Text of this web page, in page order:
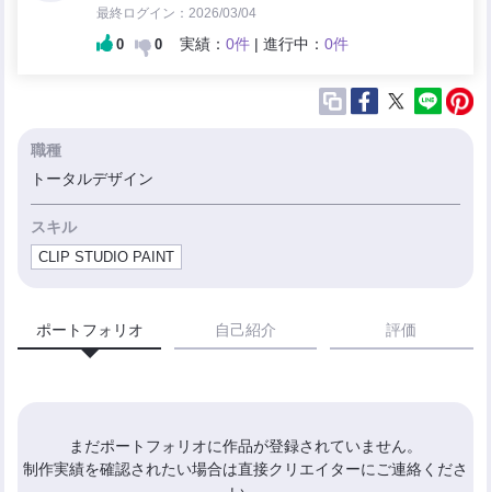
最終ログイン：2026/03/04
0 0 実績：0件 | 進行中：0件
職種
トータルデザイン
スキル
CLIP STUDIO PAINT
ポートフォリオ 自己紹介 評価
まだポートフォリオに作品が登録されていません。
制作実績を確認されたい場合は直接クリエイターにご連絡くださ